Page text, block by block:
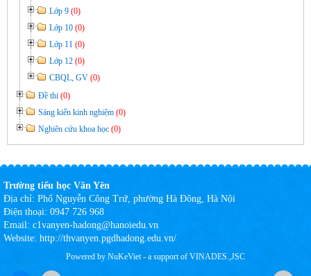
Lớp 9 (0)
Lớp 10 (0)
Lớp 11 (0)
Lớp 12 (0)
CBQL, GV (0)
Đề thi (0)
Sáng kiến kinh nghiệm (0)
Nghiên cứu khoa học (0)
Trường tiểu học Văn Yên
Địa chỉ: Phố Nguyễn Công Trứ, phường Hà Đông, Hà Nội
Điện thoại: 0947 726 968
Email: c1vanyen-hadong@hanoiedu.vn
Website: http://thvanyen.pgdhadong.edu.vn/
Powered by NuKeViet - a support of VINADES.,JSC